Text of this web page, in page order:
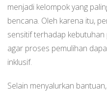
menjadi kelompok yang
bencana. Oleh karena itu,
sensitif terhadap
agar proses pemulihan
inklusif.
Selain menyalurkan